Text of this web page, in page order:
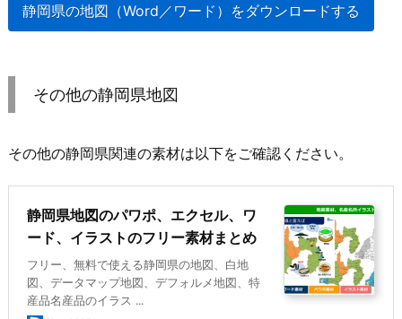
静岡県の地図（Word／ワード）をダウンロードする
その他の静岡県地図
その他の静岡県関連の素材は以下をご確認ください。
静岡県地図のパワポ、エクセル、ワ
ード、イラストのフリー素材まとめ
フリー、無料で使える静岡県の地図、白地
図、データマップ地図、デフォルメ地図、特
産品名産品のイラス ...